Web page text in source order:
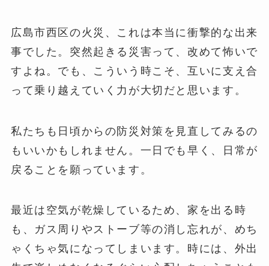
広島市西区の火災、これは本当に衝撃的な出来
事でした。突然起きる災害って、改めて怖いで
すよね。でも、こういう時こそ、互いに支え合
って乗り越えていく力が大切だと思います。
私たちも日頃からの防災対策を見直してみるの
もいいかもしれません。一日でも早く、日常が
戻ることを願っています。
最近は空気が乾燥しているため、家を出る時
も、ガス周りやストーブ等の消し忘れが、めち
ゃくちゃ気になってしまいます。時には、外出